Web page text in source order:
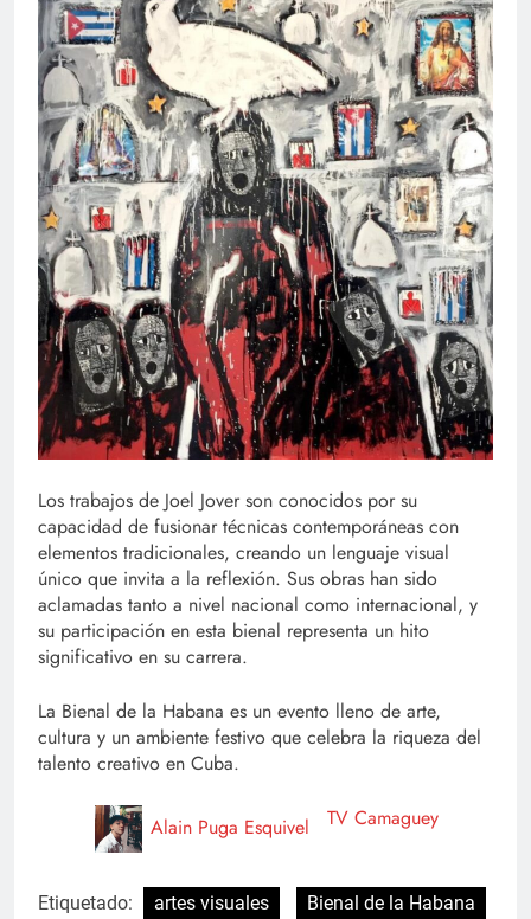
Los trabajos de Joel Jover son conocidos por su
capacidad de fusionar técnicas contemporáneas con
elementos tradicionales, creando un lenguaje visual
único que invita a la reflexión. Sus obras han sido
aclamadas tanto a nivel nacional como internacional, y
su participación en esta bienal representa un hito
significativo en su carrera.
La Bienal de la Habana es un evento lleno de arte,
cultura y un ambiente festivo que celebra la riqueza del
talento creativo en Cuba.
Alain Puga Esquivel TV Camaguey
Etiquetado: artes visuales
Bienal de la Habana